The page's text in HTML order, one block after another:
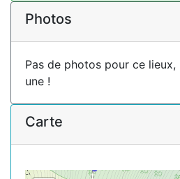
Photos
Pas de photos pour ce
une !
Carte